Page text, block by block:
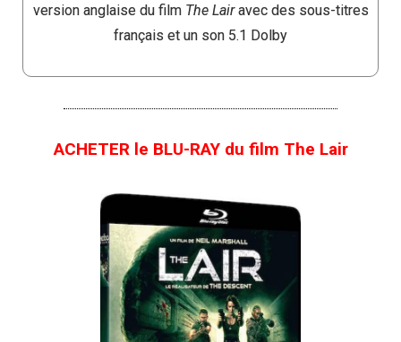
version anglaise du film The Lairavec des sous-titres
français et un son 5.1 Dolby
ACHETER le BLU-RAY du film The Lair